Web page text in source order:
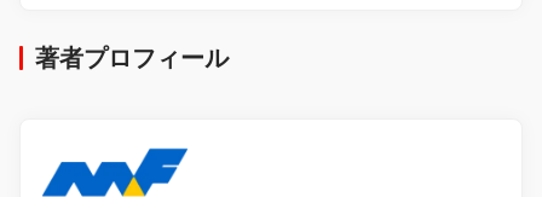
著者プロフィール